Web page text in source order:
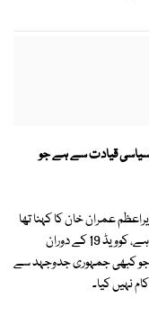
سیاسی قیادت سے ہے جو
عمران خان کا کہنا تھا
کہ پاکستان کو اس وقت کورونا جیسی صورتحال کا سامنا ہے، کوویڈ 19 کے دوران
جو کبھی جمہوری جدوجہد سے
نہیں کیا۔